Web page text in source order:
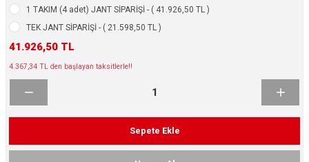
1 TAKIM (4 adet) JANT SİPARİŞİ - ( 41.926,50 TL )
TEK JANT SİPARİŞİ - ( 21.598,50 TL )
41.926,50 TL
4.367,34 TL den başlayan taksitlerle!!
Sepete Ekle